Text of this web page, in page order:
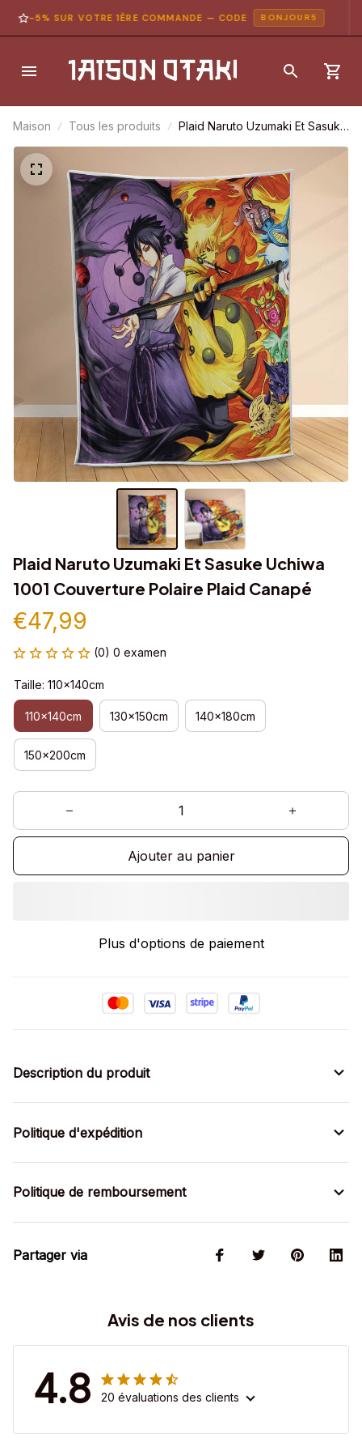
-5% SUR VOTRE 1ÈRE COMMANDE — CODE BONJOUR5
Maison Tous les produits
Plaid Naruto Uzumaki Et Sasuke
Uchiwa 1001 Couverture Polaire
Plaid Naruto Uzumaki Et Sasuke Uchiwa
1001 Couverture Polaire Plaid Canapé
€47,99
(0) 0 examen
Taille: 110x140cm
110x140cm 130x150cm 140x180cm
150x200cm
Ajouter au panier
Plus d'options de paiement
Description du produit
Politique d'expédition
Politique de remboursement
Partager via
Avis de nos clients
4.8 20 évaluations des clients